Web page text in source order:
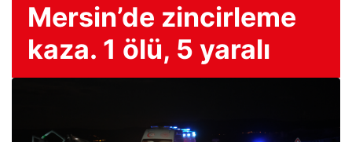
Mersin’de zincirleme
kaza. 1 ölü, 5 yaralı